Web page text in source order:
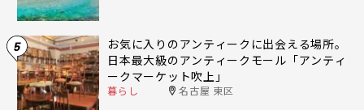
5
お気に入りのアンティークに出会える場所。
日本最大級のアンティークモール「アンティ
ークマーケット吹上」
暮らし 名古屋 東区